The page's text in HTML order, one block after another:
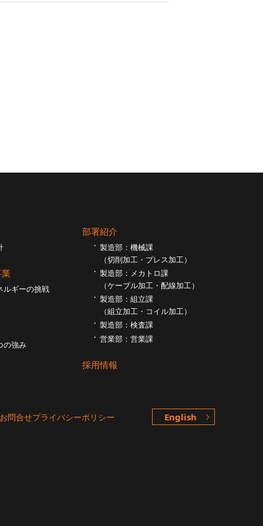
ルギーの挑戦
の強み
部署紹介
製造部：機械課
（切削加工・プレス加工）
製造部：メカトロ課
（ケーブル加工・配線加工）
製造部：組立課
（組⽴加工・コイル加工）
製造部：検査課
営業部：営業課
採用情報
お問合せプライバシーポリシー
English